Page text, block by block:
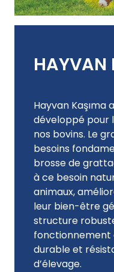
HAYVAN
Hayvan
développé pour
nos bovins. Le
besoins
brosse de
à ce besoin
animaux,
leur bien-être
structure
fonctionnement
durable et
d’élevage.